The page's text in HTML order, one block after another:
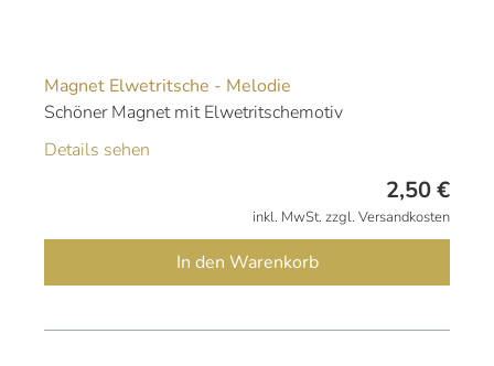
Magnet Elwetritsche - Melodie
Schöner Magnet mit Elwetritschemotiv
Details sehen
2,50€
inkl. MwSt. zzgl. Versandkosten
In den Warenkorb